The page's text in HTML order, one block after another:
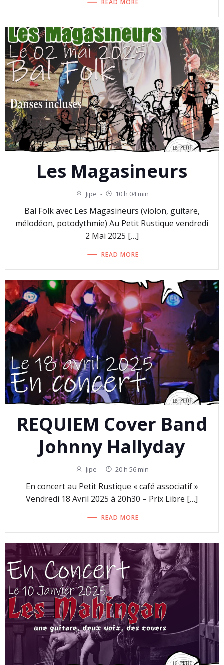
Les Magasineurs
Jipe - 10 h 04 min
Bal Folk avec Les Magasineurs (violon, guitare,
mélodéon, potodythmie) Au Petit Rustique vendredi
2 Mai 2025 […]
READ MORE
REQUIEM Cover Band
Johnny Hallyday
Jipe - 20 h 56 min
En concert au Petit Rustique « café associatif »
Vendredi 18 Avril 2025 à 20h30 – Prix Libre […]
READ MORE